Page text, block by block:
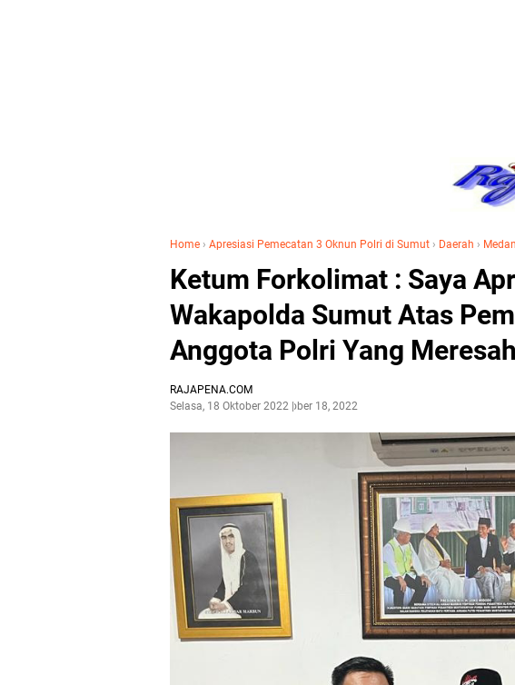
Home › Apresiasi Pemecatan 3 Oknun Polri di Sumut › Daerah › Medan
Ketum Forkolimat : Saya
Wakapolda Sumut Atas
Anggota Polri Yang
RAJAPENA.COM
Selasa, 18 Oktober 2022Oktober 18, 2022